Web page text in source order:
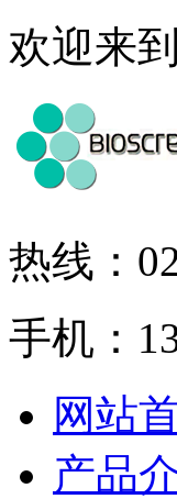
欢迎来
热线：
手机：
网站
产品